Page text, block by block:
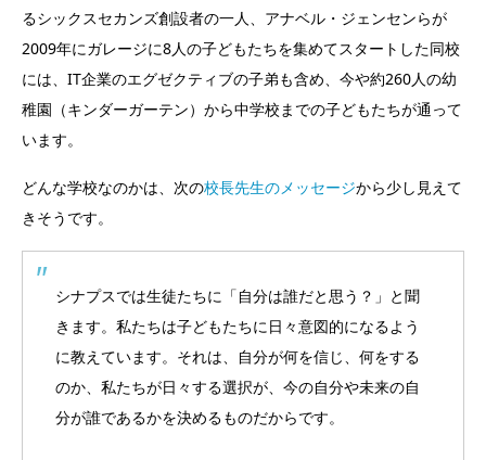
るシックスセカンズ創設者の一人、アナベル・ジェンセンらが
2009年にガレージに8人の子どもたちを集めてスタートした同校
には、IT企業のエグゼクティブの子弟も含め、今や約260人の幼
稚園（キンダーガーテン）から中学校までの子どもたちが通って
います。
どんな学校なのかは、次の校長先生のメッセージから少し見えて
きそうです。
シナプスでは生徒たちに「自分は誰だと思う？」と聞
きます。私たちは子どもたちに日々意図的になるよう
に教えています。それは、自分が何を信じ、何をする
のか、私たちが日々する選択が、今の自分や未来の自
分が誰であるかを決めるものだからです。